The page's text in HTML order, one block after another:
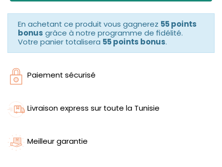
En achetant ce produit vous gagnerez 55 points
bonus grâce à notre programme de fidélité.
Votre panier totalisera 55 points bonus.
Paiement sécurisé
Livraison express sur toute la Tunisie
Meilleur garantie